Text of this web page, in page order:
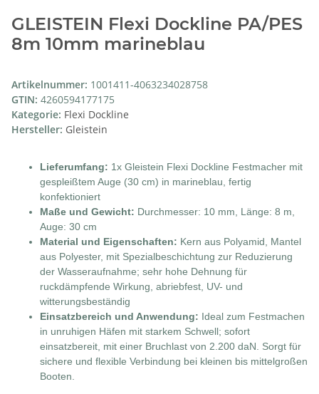
GLEISTEIN Flexi Dockline PA/PES
8m 10mm marineblau
Artikelnummer: 1001411-4063234028758
GTIN: 4260594177175
Kategorie: Flexi Dockline
Hersteller: Gleistein
Lieferumfang: 1x Gleistein Flexi Dockline Festmacher mit
gespleißtem Auge (30 cm) in marineblau, fertig
konfektioniert
Maße und Gewicht: Durchmesser: 10 mm, Länge: 8 m,
Auge: 30 cm
Material und Eigenschaften: Kern aus Polyamid, Mantel
aus Polyester, mit Spezialbeschichtung zur Reduzierung
der Wasseraufnahme; sehr hohe Dehnung für
ruckdämpfende Wirkung, abriebfest, UV- und
witterungsbeständig
Einsatzbereich und Anwendung: Ideal zum Festmachen
in unruhigen Häfen mit starkem Schwell; sofort
einsatzbereit, mit einer Bruchlast von 2.200 daN. Sorgt für
sichere und flexible Verbindung bei kleinen bis mittelgroßen
Booten.